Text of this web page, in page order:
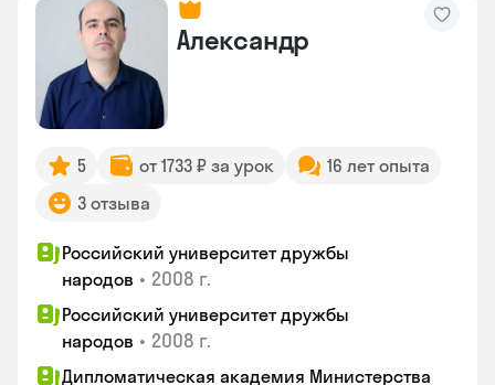
Александр
5 от 1733 ₽ за урок
16 лет опыта
3 отзыва
Российский университет дружбы
народов • 2008 г.
Российский университет дружбы
народов • 2008 г.
Дипломатическая академия Министерства